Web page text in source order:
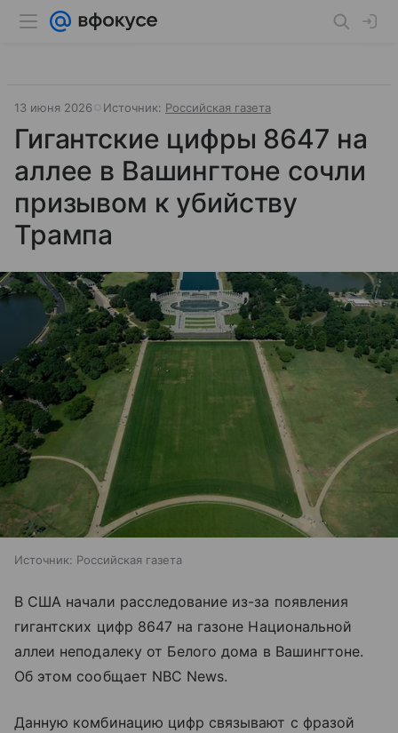
13 июня 2026 Источник: Российская газета
Гигантские цифры 8647 на
аллее в Вашингтоне сочли
призывом к убийству
Трампа
Источник: Российская газета
В США начали расследование из-за появления
гигантских цифр 8647 на газоне Национальной
аллеи неподалеку от Белого дома в Вашингтоне.
Об этом сообщает NBC News.
Данную комбинацию цифр связывают с фразой